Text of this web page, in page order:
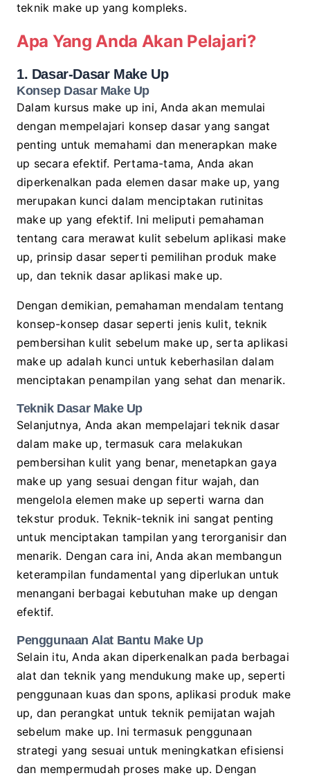
teknik make up yang kompleks.
Apa Yang Anda Akan Pelajari?
1. Dasar-Dasar Make Up
Konsep Dasar Make Up
Dalam kursus make up ini, Anda akan memulai
dengan mempelajari konsep dasar yang sangat
penting untuk memahami dan menerapkan make
up secara efektif. Pertama-tama, Anda akan
diperkenalkan pada elemen dasar make up, yang
merupakan kunci dalam menciptakan rutinitas
make up yang efektif. Ini meliputi pemahaman
tentang cara merawat kulit sebelum aplikasi make
up, prinsip dasar seperti pemilihan produk make
up, dan teknik dasar aplikasi make up.
Dengan demikian, pemahaman mendalam tentang
konsep-konsep dasar seperti jenis kulit, teknik
pembersihan kulit sebelum make up, serta aplikasi
make up adalah kunci untuk keberhasilan dalam
menciptakan penampilan yang sehat dan menarik.
Teknik Dasar Make Up
Selanjutnya, Anda akan mempelajari teknik dasar
dalam make up, termasuk cara melakukan
pembersihan kulit yang benar, menetapkan gaya
make up yang sesuai dengan fitur wajah, dan
mengelola elemen make up seperti warna dan
tekstur produk. Teknik-teknik ini sangat penting
untuk menciptakan tampilan yang terorganisir dan
menarik. Dengan cara ini, Anda akan membangun
keterampilan fundamental yang diperlukan untuk
menangani berbagai kebutuhan make up dengan
efektif.
Penggunaan Alat Bantu Make Up
Selain itu, Anda akan diperkenalkan pada berbagai
alat dan teknik yang mendukung make up, seperti
penggunaan kuas dan spons, aplikasi produk make
up, dan perangkat untuk teknik pemijatan wajah
sebelum make up. Ini termasuk penggunaan
strategi yang sesuai untuk meningkatkan efisiensi
dan mempermudah proses make up. Dengan